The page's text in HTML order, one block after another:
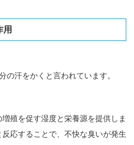
用
の汗をかくと言われています。
殖を促す湿度と栄養源を提供しま
応することで、不快な臭いが発生